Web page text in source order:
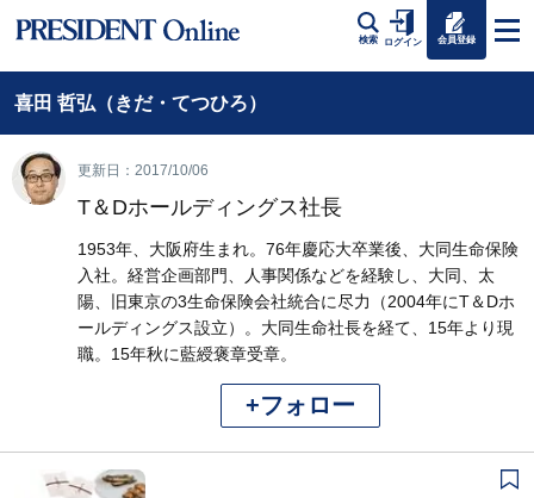
検索 ログイン 会員登録
喜田 哲弘（きだ・てつひろ）
更新日：2017/10/06
T＆Dホールディングス社長
1953年、大阪府生まれ。76年慶応大卒業後、大同生命保険
入社。経営企画部門、人事関係などを経験し、大同、太
陽、旧東京の3生命保険会社統合に尽力（2004年にT＆Dホ
ールディングス設立）。大同生命社長を経て、15年より現
職。15年秋に藍綬褒章受章。
+フォロー